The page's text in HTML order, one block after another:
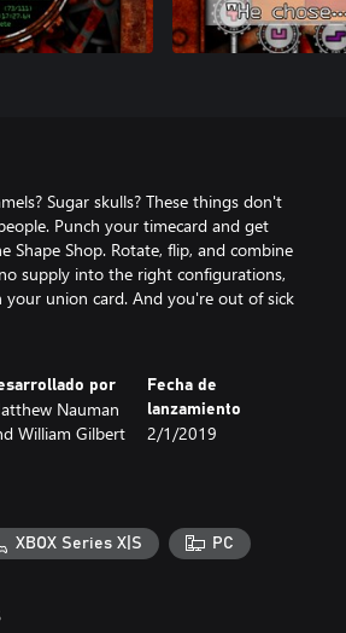
Sugar skulls? These things don't
Punch your timecard and get
Shape Shop. Rotate, flip, and combine
supply into the right configurations,
union card. And you're out of sick
por
Nauman
William Gilbert
Fecha de
lanzamiento
2/1/2019
XBOX Series X|S PC